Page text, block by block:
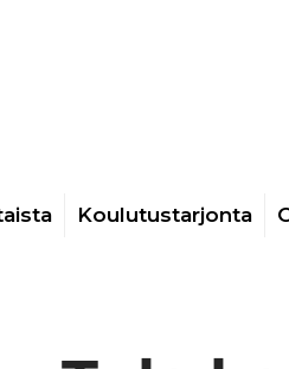
Koulutustarjonta